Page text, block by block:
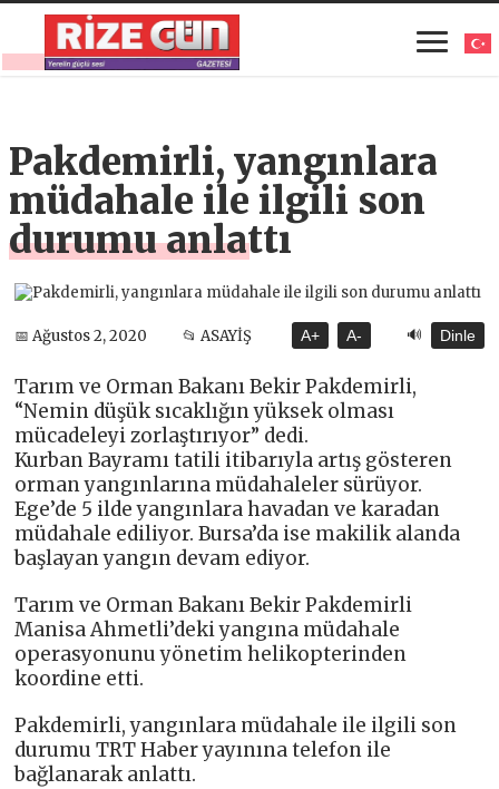
Pakdemirli, yangınlara
müdahale ile ilgili son
durumu anlattı
📅 Ağustos 2, 2020 📂 ASAYİŞ A+ A- 🔊 Dinle
Tarım ve Orman Bakanı Bekir Pakdemirli,
“Nemin düşük sıcaklığın yüksek olması
mücadeleyi zorlaştırıyor” dedi.
Kurban Bayramı tatili itibarıyla artış gösteren
orman yangınlarına müdahaleler sürüyor.
Ege’de 5 ilde yangınlara havadan ve karadan
müdahale ediliyor. Bursa’da ise makilik alanda
başlayan yangın devam ediyor.
Tarım ve Orman Bakanı Bekir Pakdemirli
Manisa Ahmetli’deki yangına müdahale
operasyonunu yönetim helikopterinden
koordine etti.
Pakdemirli, yangınlara müdahale ile ilgili son
durumu TRT Haber yayınına telefon ile
bağlanarak anlattı.